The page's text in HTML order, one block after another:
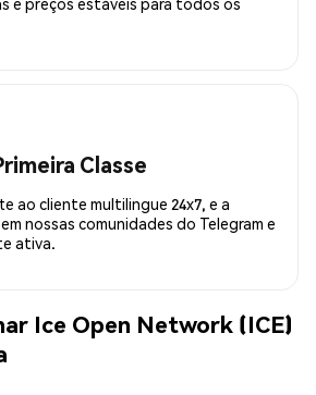
Classe
ao cliente multilingue 24x7, e a
nossas comunidades do Telegram e
ativa.
Ice Open Network (ICE)